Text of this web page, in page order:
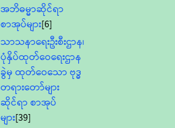
အဘိဓမ္မာဆိုင်ရာ
စာအုပ်များ[6]
သာသနာရေးဦးစီးဌာန၊
ပုံနှိပ်ထုတ်ဝေရေးဌာန
ခွဲမှ ထုတ်ဝေသော ဗုဒ္ဓ
တရားတော်များ
ဆိုင်ရာ စာအုပ်
များ[39]